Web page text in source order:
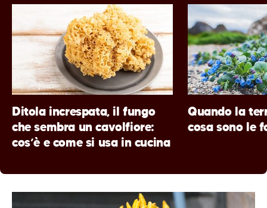
sembrano nati per uno scopo e invece
diventano tutt’altro.
Ditola increspata, il fungo
che sembra un cavolfiore:
cos’è e come si usa in cucina
Quando la
cosa sono le